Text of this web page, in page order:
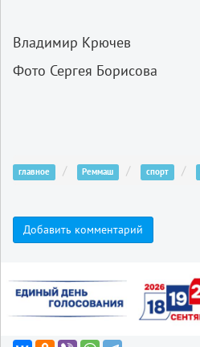
Владимир Крючев
Фото Сергея Борисова
главное Реммаш спорт
Добавить комментарий